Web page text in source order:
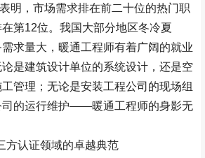
明，市场需求排在前二十位的热门职
第12位。我国大部分地区冬冷夏
求量大，暖通工程师有着广阔的就业
是建筑设计单位的系统设计，还是空
管理；无论是安装工程公司的现场组
的运行维护——暖通工程师的身影无
方认证领域的卓越典范